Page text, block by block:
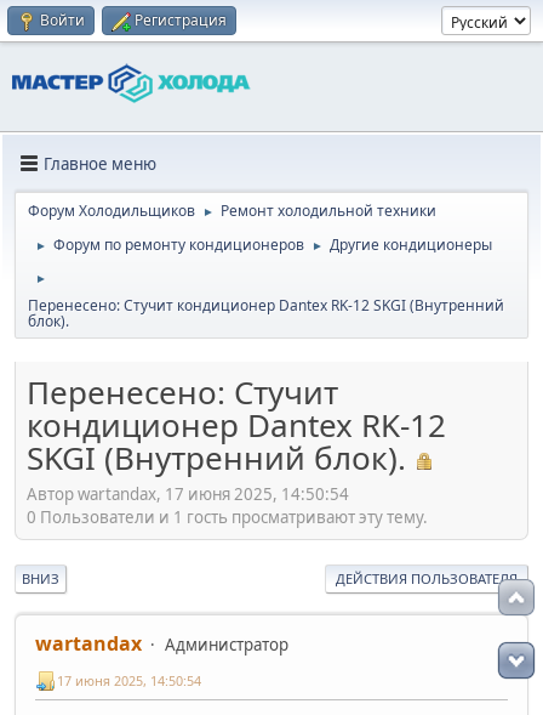
Войти Регистрация
Главное меню
Форум Холодильщиков ► Ремонт холодильной техники
► Форум по ремонту кондиционеров ► Другие кондиционеры
►
Перенесено: Стучит кондиционер Dantex RK-12 SKGI (Внутренний
блок).
Перенесено: Стучит
кондиционер Dantex RK-12
SKGI (Внутренний блок).
Автор wartandax, 17 июня 2025, 14:50:54
0 Пользователи и 1 гость просматривают эту тему.
ВНИЗ ДЕЙСТВИЯ ПОЛЬЗОВАТЕЛЯ
wartandax Администратор
17 июня 2025, 14:50:54